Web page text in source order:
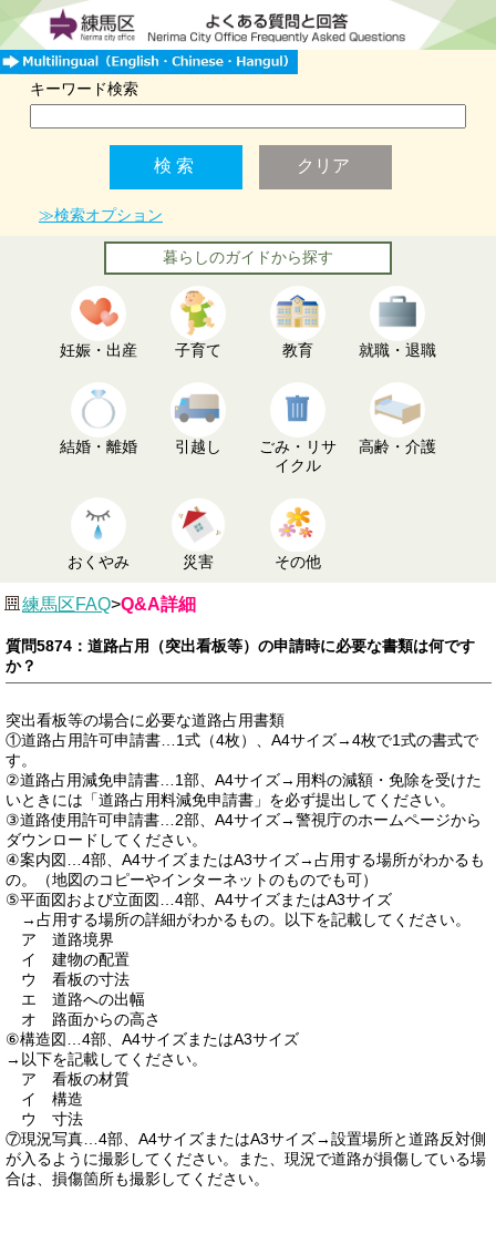
キーワード検索
≫検索オプション
暮らしのガイドから探す
妊娠・出産 子育て 教育 就職・退職
結婚・離婚 引越し
ごみ・リサ
イクル
高齢・介護
おくやみ 災害 その他
練馬区FAQ>Q&A詳細
質問5874：道路占用（突出看板等）の申請時に必要な書類は何です
か？
突出看板等の場合に必要な道路占用書類
①道路占用許可申請書…1式（4枚）、A4サイズ→4枚で1式の書式で
す。
②道路占用減免申請書…1部、A4サイズ→用料の減額・免除を受けた
いときには「道路占用料減免申請書」を必ず提出してください。
③道路使用許可申請書…2部、A4サイズ→警視庁のホームページから
ダウンロードしてください。
④案内図…4部、A4サイズまたはA3サイズ→占用する場所がわかるも
の。（地図のコピーやインターネットのものでも可）
⑤平面図および立面図…4部、A4サイズまたはA3サイズ
→占用する場所の詳細がわかるもの。以下を記載してください。
ア 道路境界
イ 建物の配置
ウ 看板の寸法
エ 道路への出幅
オ 路面からの高さ
⑥構造図…4部、A4サイズまたはA3サイズ
→以下を記載してください。
ア 看板の材質
イ 構造
ウ 寸法
⑦現況写真…4部、A4サイズまたはA3サイズ→設置場所と道路反対側
が入るように撮影してください。また、現況で道路が損傷している場
合は、損傷箇所も撮影してください。